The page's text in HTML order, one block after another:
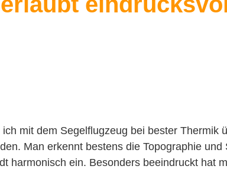
mit dem Segelflugzeug bei bester Thermik
Man erkennt bestens die Topographie
harmonisch ein. Besonders beeindruckt hat